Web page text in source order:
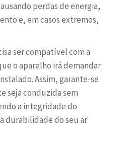
perdas de energia,
e, em casos extremos,
ser compatível com a
o aparelho irá demandar
Assim, garante-se
seja conduzida sem
a integridade do
durabilidade do seu ar